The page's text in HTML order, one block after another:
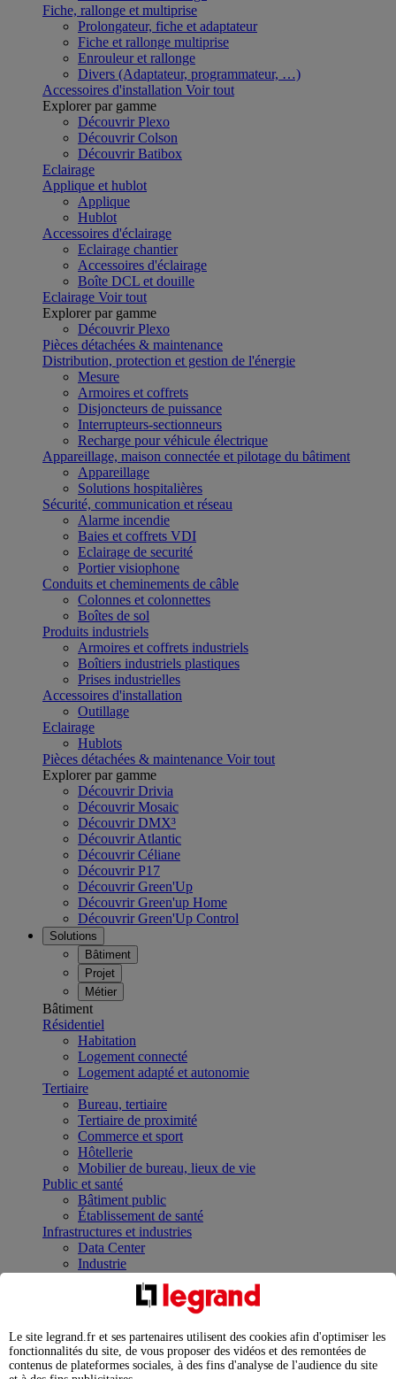
Fiche, rallonge et multiprise
Prolongateur, fiche et adaptateur
Fiche et rallonge multiprise
Enrouleur et rallonge
Divers (Adaptateur, programmateur, …)
Accessoires d'installation Voir tout
Explorer par gamme
Découvrir Plexo
Découvrir Colson
Découvrir Batibox
Eclairage
Applique et hublot
Applique
Hublot
Accessoires d'éclairage
Eclairage chantier
Accessoires d'éclairage
Boîte DCL et douille
Eclairage Voir tout
Explorer par gamme
Découvrir Plexo
Pièces détachées & maintenance
Distribution, protection et gestion de l'énergie
Mesure
Armoires et coffrets
Disjoncteurs de puissance
Interrupteurs-sectionneurs
Recharge pour véhicule électrique
Appareillage, maison connectée et pilotage du bâtiment
Appareillage
Solutions hospitalières
Sécurité, communication et réseau
Alarme incendie
Baies et coffrets VDI
Eclairage de securité
Portier visiophone
Conduits et cheminements de câble
Colonnes et colonnettes
Boîtes de sol
Produits industriels
Armoires et coffrets industriels
Boîtiers industriels plastiques
Prises industrielles
Accessoires d'installation
Outillage
Eclairage
Hublots
Pièces détachées & maintenance Voir tout
Explorer par gamme
Découvrir Drivia
Découvrir Mosaic
Découvrir DMX³
Découvrir Atlantic
Découvrir Céliane
Découvrir P17
Découvrir Green'Up
Découvrir Green'up Home
Découvrir Green'Up Control
Solutions
Bâtiment
Projet
Métier
Bâtiment
Résidentiel
Habitation
Logement connecté
Logement adapté et autonomie
Tertiaire
Bureau, tertiaire
Tertiaire de proximité
Commerce et sport
Hôtellerie
Mobilier de bureau, lieux de vie
Public et santé
Bâtiment public
Établissement de santé
Infrastructures et industries
Data Center
Industrie
Infrastructures
Contrôler et planifier le fonctionnement des appareils
Répartir et optimiser son tableau électrique
Legrand Data Center Solutions : concentrer les
expertises au service de vos performances
Le site legrand.fr et ses partenaires utilisent des cookies afin d'optimiser les
fonctionnalités du site, de vous proposer des vidéos et des remontées de
contenus de plateformes sociales, à des fins d'analyse de l'audience du site